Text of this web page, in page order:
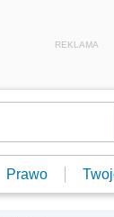
REKLAMA
Prawo